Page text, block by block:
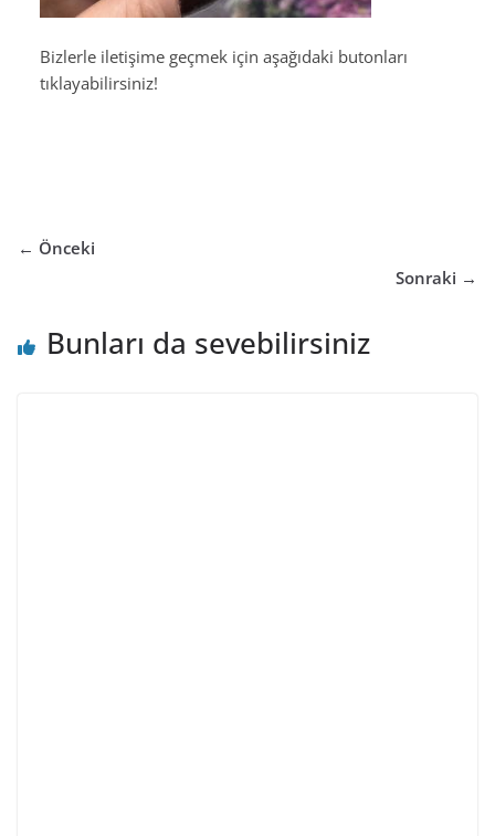
Bizlerle iletişime geçmek için aşağıdaki butonları
tıklayabilirsiniz!
← Önceki
Sonraki →
Bunları da sevebilirsiniz